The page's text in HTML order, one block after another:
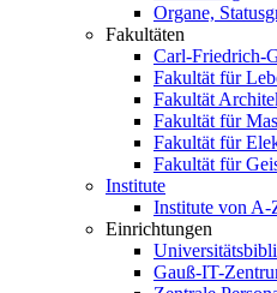
Organe,
Fakultäten
Carl-Friedrich-
Fakultät für
Fakultät
Fakultät für
Fakultät für
Fakultät für
Institute
Institute von A-
Einrichtungen
Gauß-IT-